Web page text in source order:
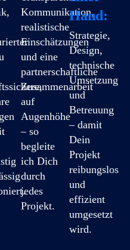
Kommunikation,
realistische
Einschätzungen
und eine
partnerschaftliche
Zusammenarbeit
auf
Augenhöhe
– so
begleite
ich Dich
durch
jedes
Projekt.
Hand:
Strategie,
Design,
technische
Umsetzung
und
Betreuung
– damit
Dein
Projekt
reibungslos
und
effizient
umgesetzt
wird.